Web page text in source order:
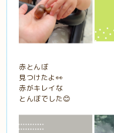
赤とんぼ
見つけたよ👀
赤がキレイな
とんぼでした😊